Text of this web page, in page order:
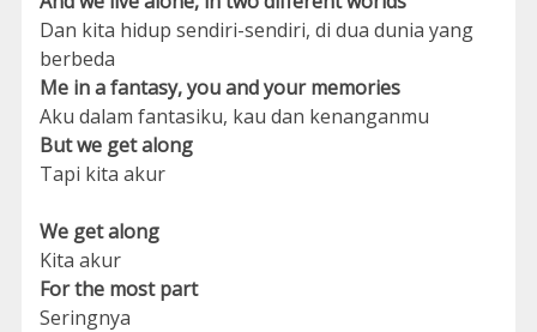
Dan kita hidup sendiri-sendiri, di dua dunia yang
berbeda
Me in a fantasy, you and your memories
Aku dalam fantasiku, kau dan kenanganmu
But we get along
Tapi kita akur
We get along
Kita akur
For the most part
Seringnya